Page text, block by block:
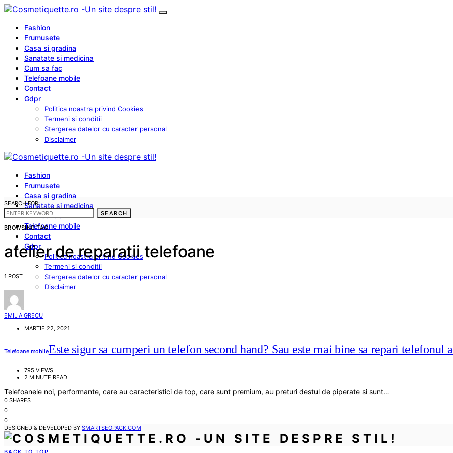
Fashion
Frumusete
Casa si gradina
Sanatate si medicina
Cum sa fac
Telefoane mobile
Contact
Gdpr
Politica noastra privind Cookies
Termeni si conditii
Stergerea datelor cu caracter personal
Disclaimer
Fashion
Frumusete
Casa si gradina
Sanatate si medicina
Cum sa fac
Telefoane mobile
Contact
Gdpr
Politica noastra privind Cookies
Termeni si conditii
Stergerea datelor cu caracter personal
Disclaimer
SEARCH FOR:
SEARCH
BROWSING TAG
atelier de reparatii telefoane
1 POST
EMILIA GRECU
MARTIE 22, 2021
Telefoane mobileEste sigur sa cumperi un telefon second hand? Sau este mai bine sa repari telefonul
795 VIEWS
2 MINUTE READ
Telefoanele noi, performante, care au caracteristici de top, care sunt premium, au preturi destul de piperate si sunt…
0 SHARES
0
0
DESIGNED & DEVELOPED BY SMARTSEOPACK.COM